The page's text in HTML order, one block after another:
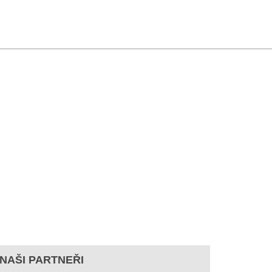
NAŠI PARTNEŘI